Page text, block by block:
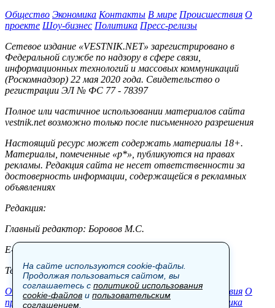
Общество Экономика Контакты В мире Происшествия О
проекте Шоу-бизнес Политика Пресс-релизы
Сетевое издание «VESTNIK.NET» зарегистрировано в
Федеральной службе по надзору в сфере связи,
информационных технологий и массовых коммуникаций
(Роскомнадзор) 22 мая 2020 года. Свидетельство о
регистрации ЭЛ № ФС 77 - 78397
Полное или частичное использовании материалов сайта
vestnik.net возможно только после письменного разрешения
Настоящий ресурс может содержать материалы 18+.
Материалы, помеченные «р*», публикуются на правах
рекламы. Редакция сайта не несет ответственности за
достоверность информации, содержащейся в рекламных
объявлениях
Редакция:
Главный редактор: Боровов М.С.
E-mail: site@vestnik.net, reb.msk@yandex.ru
Тел.: +7 (921) 720-00-97
Общество Экономика Контакты В мире Происшествия О
проекте Шоу-бизнес Политика Пресс-релизы Политика
На сайте используются cookie-файлы.
Продолжая пользоваться сайтом, вы
соглашаетесь с политикой использования
cookie-файлов и пользовательским
соглашением